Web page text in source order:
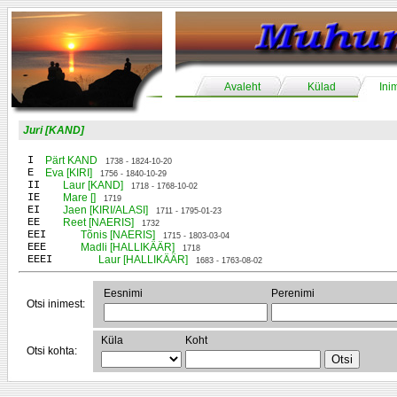
Avaleht Külad
Juri [KAND]
I Pärt KAND 1738 - 1824-10-20
E Eva [KIRI] 1756 - 1840-10-29
II Laur [KAND] 1718 - 1768-10-02
IE Mare [] 1719
EI Jaen [KIRI/ALASI] 1711 - 1795-01-23
EE Reet [NAERIS] 1732
EEI Tõnis [NAERIS] 1715 - 1803-03-04
EEE Madli [HALLIKÄÄR] 1718
EEEI Laur [HALLIKÄÄR] 1683 - 1763-08-02
Otsi inimest:
Eesnimi Perenimi
Otsi kohta:
Küla Koht